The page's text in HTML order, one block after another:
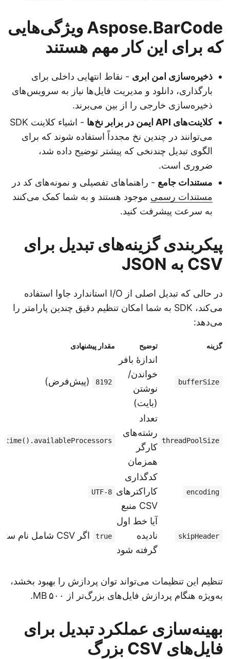
Aspose.BarCode ویژگی‌هایی
که برای این کار مهم هستند
ذخیره‌سازی امن ابری- نقاط انتهایی داخلی برای
بارگذاری، دانلود و مدیریت فایل‌ها نیاز به سرویس‌های
ذخیره‌سازی خارجی را از بین می‌برند.
کلاینت‌های API ایمن در برابر نخ‌ها
- اشیاء کلاینت SDK
می‌توانند در چندین نخ مجدداً استفاده شوند که برای
الگوی تبدیل چندنخی که پیشتر توضیح داده شد،
ضروری است.
مستندات جامع- راهنماهای تفصیلی و نمونه‌های کد در
مستندات رسمیموجود هستند و به شما کمک می‌کنند
به سرعت پیشرفت کنید.
پیکربندی گزینه‌های تبدیل برای
CSV به JSON
در حالی که تبدیل اصلی از I/O استاندارد جاوا استفاده
می‌کند، SDK به شما امکان تنظیم دقیق چندین پارامتر را
می‌دهد:
گزینه توضیح مقدار پیشنهادی
bufferSize
اندازهٔ بافر
خواندن/
نوشتن
(بایت)
8192 (پیش‌فرض)
threadPoolSize
تعداد
رشته‌های
کارگر
همزمان
encoding
کدگذاری
کاراکترهای
CSV منبع
UTF-8
skipHeader
آیا خط اول
نادیده
گرفته شود
true اگر CSV شامل نام ستون‌ها باشد
تنظیم این تنظیمات می‌تواند توان پردازش را بهبود بخشد،
به‌ویژه هنگام پردازش فایل‌های بزرگ‌تر از ۵۰۰ MB.
بهینه‌سازی عملکرد تبدیل برای
فایل‌های CSV بزرگ